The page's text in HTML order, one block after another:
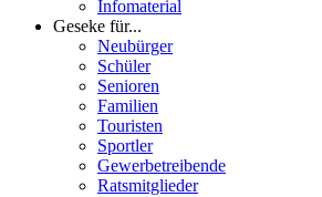
Infomaterial
Geseke für...
Neubürger
Schüler
Senioren
Familien
Touristen
Sportler
Gewerbetreibende
Ratsmitglieder